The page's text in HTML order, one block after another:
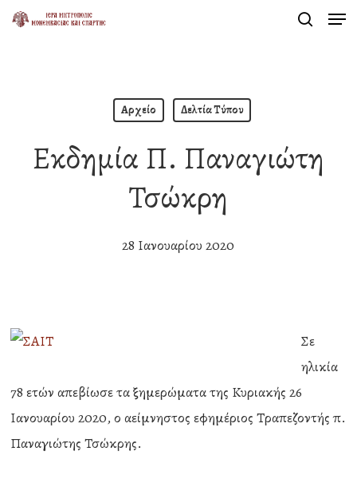
Skip
Αρχείο Δελτία Τύπου
Εκδημία Π. Παναγιώτη
Τσώκρη
28 Ιανουαρίου 2020
Σε
ηλικία
78 ετών απεβίωσε τα ξημερώματα της Κυριακής 26
Ιανουαρίου 2020, ο αείμνηστος εφημέριος Τραπεζοντής π.
Παναγιώτης Τσώκρης.